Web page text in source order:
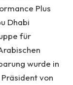
Plus
Dhabi
für
wurde in
von